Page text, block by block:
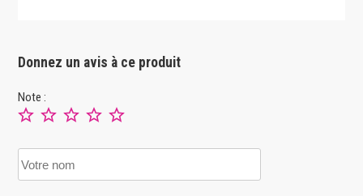
Donnez un avis à ce produit
Note :